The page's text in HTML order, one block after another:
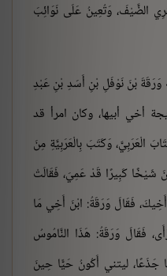
الضَّيْفَ، وَتُعِينُ عَلَى نَوَائِبَ
بْنَ نَوْفَلِ بْنِ أَسَدِ بْنِ عَبْدِ
أخي أبيها، وكان امرأ قد
الْعَرَبِيَّ، وَكَتَبَ بِالْعَرَبِيَّةِ مِنَ
شَيْخًا كَبِيرًا قَدْ عَمِيَ، فَقَالَتْ
فَقَالَ وَرَقَةُ: ابْنَ أَخِي مَا
فَقَالَ وَرَقَةُ: هَذَا النَّامُوسُ
جَذَعًا، ليتني أَكُونُ حَيًّا حِينَ